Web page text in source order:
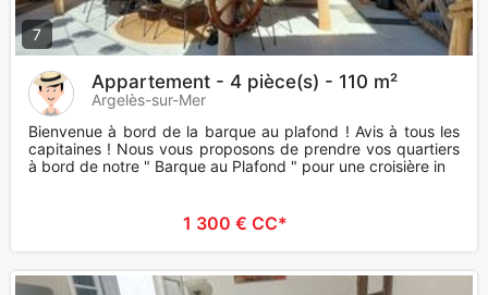
7
Appartement - 4 pièce(s) - 110 m²
Argelès-sur-Mer
Bienvenue à bord de la barque au plafond ! Avis à tous les
capitaines ! Nous vous proposons de prendre vos quartiers
à bord de notre " Barque au Plafond " pour une croisière in
1 300 € CC*